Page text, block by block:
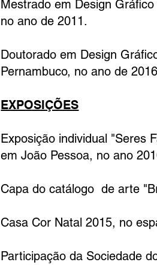
Mestrado em Design
no ano de 2011.
Doutorado em Design
Pernambuco, no ano de
EXPOSIÇÕES
Exposição individual "Seres
em João Pessoa, no ano
Capa do catálogo de arte
Casa Cor Natal 2015, no
Participação da Sociedade